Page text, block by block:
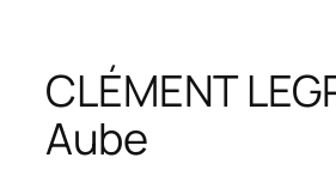
CLÉMENT
Aube